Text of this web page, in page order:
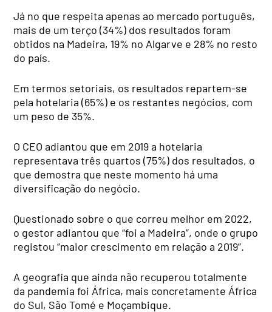
Já no que respeita apenas ao mercado português,
mais de um terço (34%) dos resultados foram
obtidos na Madeira, 19% no Algarve e 28% no resto
do país.
Em termos setoriais, os resultados repartem-se
pela hotelaria (65%) e os restantes negócios, com
um peso de 35%.
O CEO adiantou que em 2019 a hotelaria
representava três quartos (75%) dos resultados, o
que demostra que neste momento há uma
diversificação do negócio.
Questionado sobre o que correu melhor em 2022,
o gestor adiantou que “foi a Madeira”, onde o grupo
registou “maior crescimento em relação a 2019”.
A geografia que ainda não recuperou totalmente
da pandemia foi África, mais concretamente África
do Sul, São Tomé e Moçambique.